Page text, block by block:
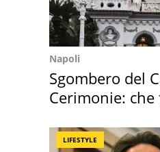
Napoli
Sgombero del
Cerimonie: che
LIFESTYLE